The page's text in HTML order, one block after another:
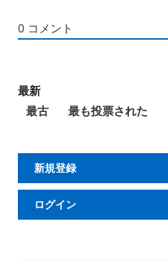
0 コメント
最新
最古
最も投票された
新規登録
ログイン